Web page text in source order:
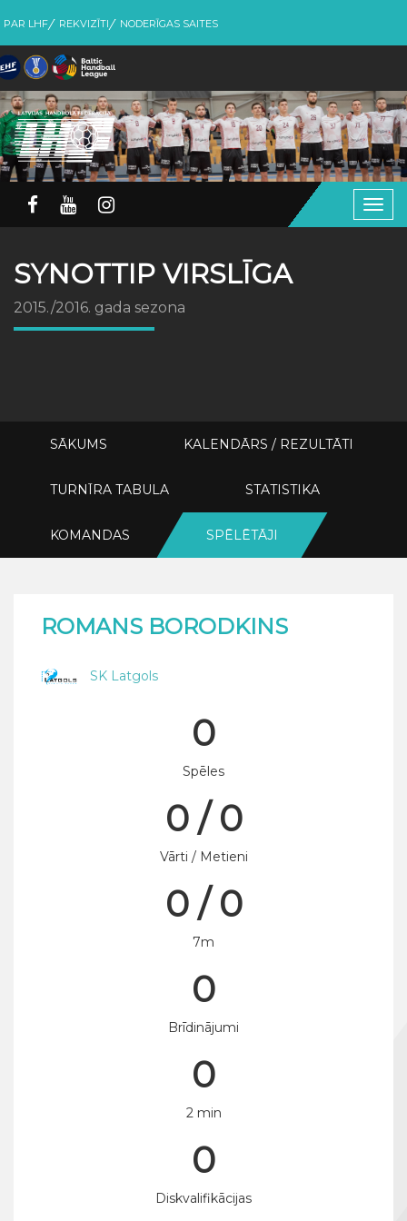
PAR LHF REKVIZĪTI NODERĪGAS SAITES
SYNOTTIP VIRSLĪGA
2015./2016. gada sezona
SĀKUMS KALENDĀRS / REZULTĀTI
TURNĪRA TABULA STATISTIKA
KOMANDAS SPĒLĒTĀJI
ROMANS BORODKINS
SK Latgols
0
Spēles
0 / 0
Vārti / Metieni
0 / 0
7m
0
Brīdinājumi
0
2 min
0
Diskvalifikācijas